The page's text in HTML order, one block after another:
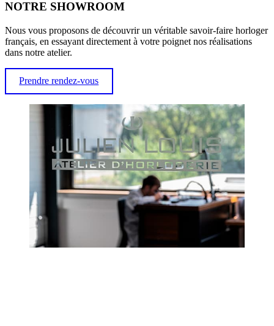
NOTRE SHOWROOM
Nous vous proposons de découvrir un véritable savoir-faire horloger
français, en essayant directement à votre poignet nos réalisations
dans notre atelier.
Prendre rendez-vous